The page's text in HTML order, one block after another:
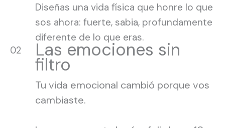
Diseñas una vida física que honre lo que
sos ahora: fuerte, sabia, profundamente
diferente de lo que eras.
02 Las emociones sin
filtro
Tu vida emocional cambió porque vos
cambiaste.